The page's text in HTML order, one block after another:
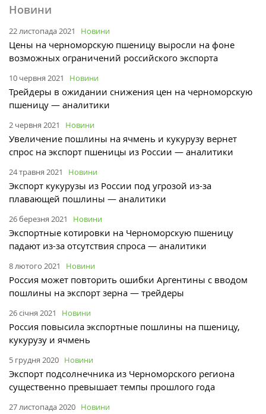
Новини
22 листопада 2021 Новини
Цены на черноморскую пшеницу выросли на фоне
возможных ограничений российского экспорта
10 червня 2021 Новини
Трейдеры в ожидании снижения цен на черноморскую
пшеницу — аналитики
2 червня 2021 Новини
Увеличение пошлины на ячмень и кукурузу вернет
спрос на экспорт пшеницы из России — аналитики
24 травня 2021 Новини
Экспорт кукурузы из России под угрозой из-за
плавающей пошлины — аналитики
26 березня 2021 Новини
Экспортные котировки на Черноморскую пшеницу
падают из-за отсутствия спроса — аналитики
8 лютого 2021 Новини
Россия может повторить ошибки Аргентины с вводом
пошлины на экспорт зерна — трейдеры
26 січня 2021 Новини
Россия повысила экспортные пошлины на пшеницу,
кукурузу и ячмень
5 грудня 2020 Новини
Экспорт подсолнечника из Черноморского региона
существенно превышает темпы прошлого года
27 листопада 2020 Новини